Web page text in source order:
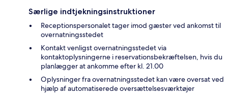
Særlige indtjekningsinstruktioner
Receptionspersonalet tager imod gæster ved ankomst til
overnatningsstedet
Kontakt venligst overnatningsstedet via
kontaktoplysningerne i reservationsbekræftelsen, hvis du
planlægger at ankomme efter kl. 21.00
Oplysninger fra overnatningsstedet kan være oversat ved
hjælp af automatiserede oversættelsesværktøjer